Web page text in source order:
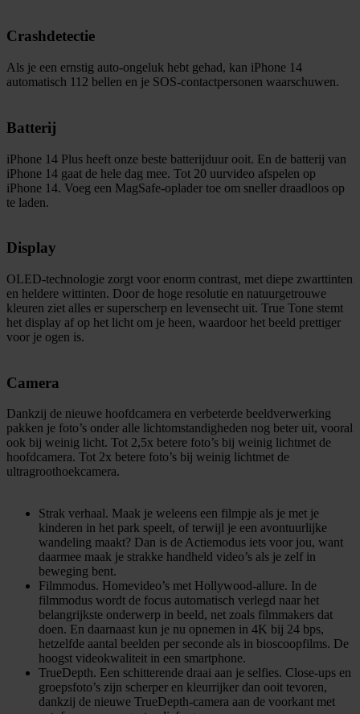
Crashdetectie
Als je een ernstig auto-ongeluk hebt gehad, kan iPhone 14
automatisch 112 bellen en je SOS‑contactpersonen waarschuwen.
Batterij
iPhone 14 Plus heeft onze beste batterijduur ooit. En de batterij van
iPhone 14 gaat de hele dag mee. Tot 20 uurvideo afspelen op
iPhone 14. Voeg een MagSafe-oplader toe om sneller draadloos op
te laden.
Display
OLED-technologie zorgt voor enorm contrast, met diepe zwart­tinten
en heldere wittinten. Door de hoge resolutie en natuurgetrouwe
kleuren ziet alles er superscherp en levensecht uit. True Tone stemt
het display af op het licht om je heen, waardoor het beeld prettiger
voor je ogen is.
Camera
Dankzij de nieuwe hoofdcamera en verbeterde beeldverwerking
pakken je foto’s onder alle lichtomstandigheden nog beter uit, vooral
ook bij weinig licht. Tot 2,5x betere foto’s bij weinig lichtmet de
hoofdcamera. Tot 2x betere foto’s bij weinig lichtmet de
ultragroothoek­­camera.
Strak verhaal. Maak je weleens een filmpje als je met je
kinderen in het park speelt, of terwijl je een avontuurlijke
wandeling maakt? Dan is de Actiemodus iets voor jou, want
daarmee maak je strakke handheld video’s als je zelf in
beweging bent.
Filmmodus. Homevideo’s met Hollywood-allure. In de
filmmodus wordt de focus automatisch verlegd naar het
belangrijkste onderwerp in beeld, net zoals filmmakers dat
doen. En daarnaast kun je nu opnemen in 4K bij 24 bps,
hetzelfde aantal beelden per seconde als in bioscoopfilms. De
hoogst videokwaliteit in een smartphone.
TrueDepth. Een schitterende draai aan je selfies. Close‑ups en
groepsfoto’s zijn scherper en kleurrijker dan ooit tevoren,
dankzij de nieuwe TrueDepth-camera aan de voorkant met